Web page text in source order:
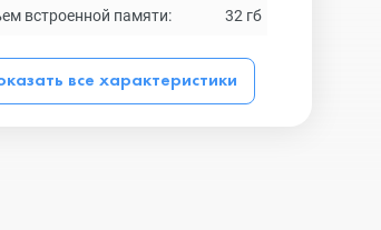
встроенной памяти: 32 гб
все характеристики